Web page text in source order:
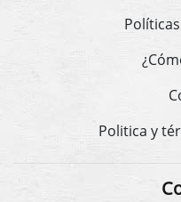
Politica y